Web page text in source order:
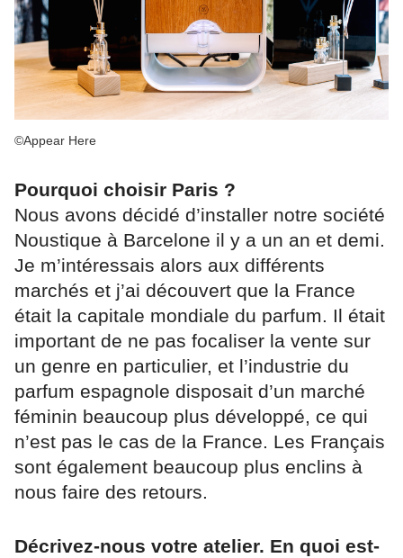
©Appear Here
Pourquoi choisir Paris ?
Nous avons décidé d’installer notre société
Noustique à Barcelone il y a un an et demi.
Je m’intéressais alors aux différents
marchés et j’ai découvert que la France
était la capitale mondiale du parfum. Il était
important de ne pas focaliser la vente sur
un genre en particulier, et l’industrie du
parfum espagnole disposait d’un marché
féminin beaucoup plus développé, ce qui
n’est pas le cas de la France. Les Français
sont également beaucoup plus enclins à
nous faire des retours.
Décrivez-nous votre atelier. En quoi est-